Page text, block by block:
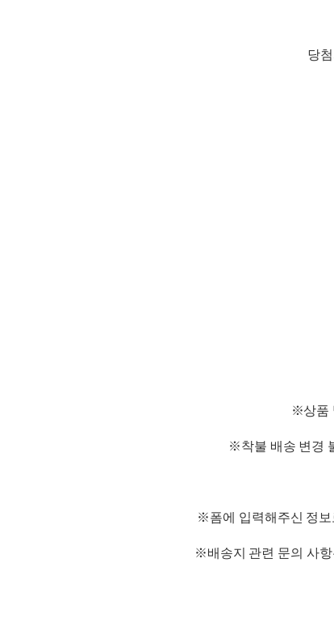
당
※상품
※착불 배송 변경
※폼에 입력해주신 정보
※배송지 관련 문의 사항